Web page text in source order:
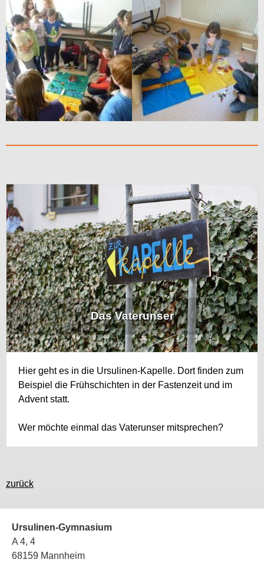
Das Vaterunser
Hier geht es in die Ursulinen-Kapelle. Dort finden zum
Beispiel die Frühschichten in der Fastenzeit und im
Advent statt.
Wer möchte einmal das Vaterunser mitsprechen?
zurück
Ursulinen-Gymnasium
A 4, 4
68159 Mannheim